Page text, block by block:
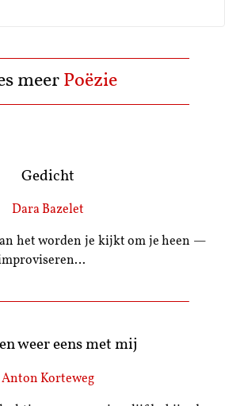
meer Poëzie
Gedicht
Dara Bazelet
het worden je kijkt om je heen —
weer eens met mij
Anton Korteweg